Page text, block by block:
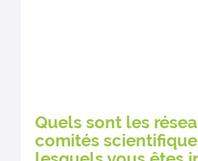
Quels sont les
comités